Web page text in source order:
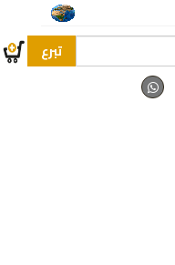
تبرع